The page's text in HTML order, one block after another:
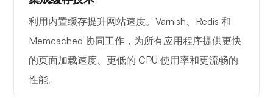
Wireguard
利用内置缓存提升网站速度。Varnish、Redis 和
Memcached 协同工作，为所有应用程序提供更快
的页面加载速度、更低的 CPU 使用率和更流畅的
性能。